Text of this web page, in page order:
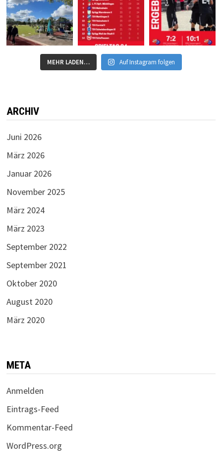
MEHR LADEN… Auf Instagram folgen
ARCHIV
Juni 2026
März 2026
Januar 2026
November 2025
März 2024
März 2023
September 2022
September 2021
Oktober 2020
August 2020
März 2020
META
Anmelden
Eintrags-Feed
Kommentar-Feed
WordPress.org